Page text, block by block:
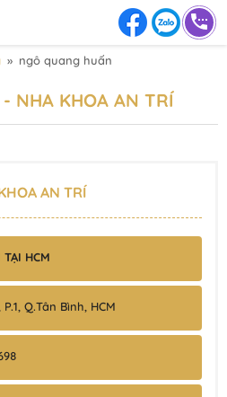
» ngô quang huấn
NHA KHOA AN TRÍ
AN TRÍ
HCM
Q.Tân Bình, HCM